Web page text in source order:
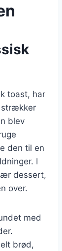
toast, har
strækker
blev
den til en
I
dessert,
over.
med
brød,